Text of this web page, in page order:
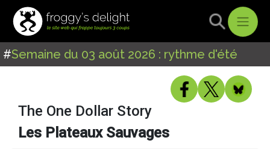
#Semaine du 03 août 2026 : rythme d'été
The One Dollar Story
Les Plateaux Sauvages